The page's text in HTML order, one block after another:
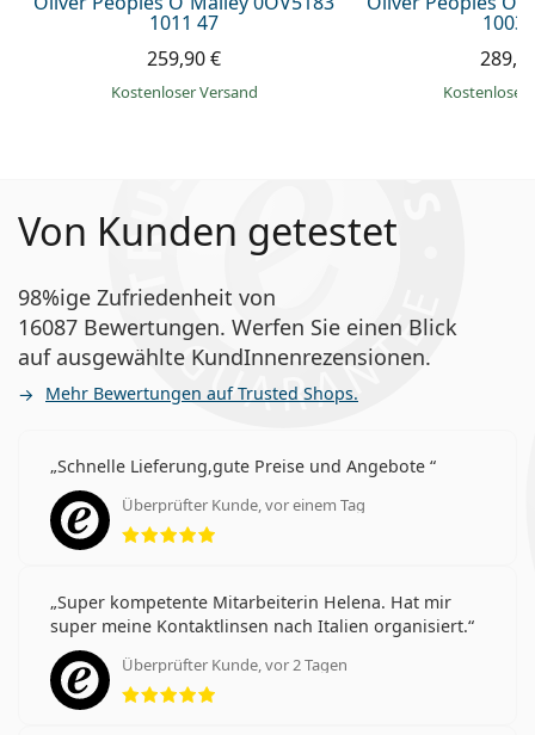
1011 47
259,90 €
Kostenloser Versand
1003
Kostenloser
Von Kunden getestet
98%ige Zufriedenheit von
16087 Bewertungen. Werfen Sie einen Blick
auf ausgewählte KundInnenrezensionen.
Mehr Bewertungen auf Trusted Shops.
Schnelle Lieferung,gute Preise und Angebote
Überprüfter Kunde, vor einem Tag
Bewertung 5 aus 5
Super kompetente Mitarbeiterin Helena. Hat mir
super meine Kontaktlinsen nach Italien organisiert.
Überprüfter Kunde, vor 2 Tagen
Bewertung 5 aus 5